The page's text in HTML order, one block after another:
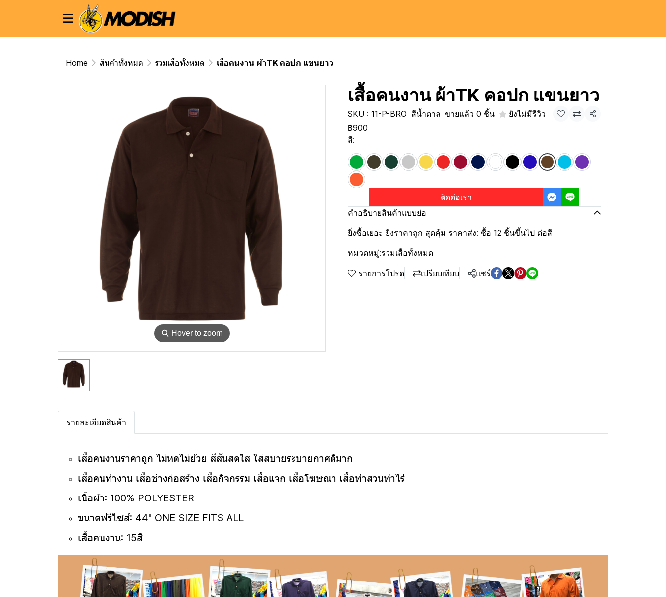
Home สินค้าทั้งหมด รวมเสื้อทั้งหมด เสื้อคนงาน ผ้าTK คอปก แขนยาว
⚲ Hover to zoom
เสื้อคนงาน ผ้าTK คอปก แขนยาว
SKU : 11-P-BRO สีน้ำตาล ขายแล้ว 0 ชิ้น ยังไม่มีรีวิว แชร์
฿900
สี:
ติดต่อเรา
คำอธิบายสินค้าแบบย่อ
ยิ่งซื้อเยอะ ยิ่งราคาถูก สุดคุ้ม ราคาส่ง: ซื้อ 12 ชิ้นขึ้นไป ต่อสี
หมวดหมู่:รวมเสื้อทั้งหมด
รายการโปรด เปรียบเทียบ แชร์
รายละเอียดสินค้า
เสื้อคนงานราคาถูก ไม่หดไม่ย้วย สีสันสดใส ใส่สบายระบายกาศดีมาก
เสื้อคนทำงาน เสื้อช่างก่อสร้าง เสื้อกิจกรรม เสื้อแจก เสื้อโฆษณา เสื้อทำสวนทำไร่
เนื้อผ้า: 100% POLYESTER
ขนาดฟรีไซส์: 44" ONE SIZE FITS ALL
เสื้อคนงาน: 15สี